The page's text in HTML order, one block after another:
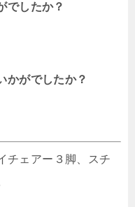
でしたか？
かがでしたか？
チェアー３脚、スチ